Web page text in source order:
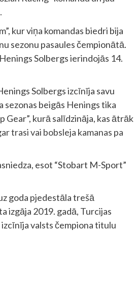
kur viņa komandas biedri bija
sezonu pasaules čempionātā.
Solbergs ierindojās 14.
Solbergs izcīnīja savu
sezonas beigās Henings tika
kurā salīdzināja, kas ātrāk
trasi vai bobsleja kamanas pa
esot “Stobart M-Sport”
goda pjedestāla trešā
izgāja 2019. gadā, Turcijas
valsts čempiona titulu